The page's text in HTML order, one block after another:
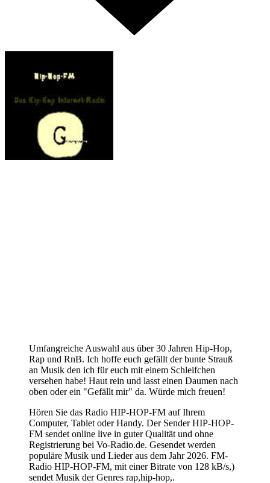
Umfangreiche Auswahl aus über 30 Jahren Hip-Hop,
Rap und RnB. Ich hoffe euch gefällt der bunte Strauß
an Musik den ich für euch mit einem Schleifchen
versehen habe! Haut rein und lasst einen Daumen nach
oben oder ein "Gefällt mir" da. Würde mich freuen!
Hören Sie das Radio HIP-HOP-FM auf Ihrem
Computer, Tablet oder Handy. Der Sender HIP-HOP-
FM sendet online live in guter Qualität und ohne
Registrierung bei Vo-Radio.de. Gesendet werden
populäre Musik und Lieder aus dem Jahr 2026. FM-
Radio HIP-HOP-FM, mit einer Bitrate von 128 kB/s,)
sendet Musik der Genres rap,hip-hop,.